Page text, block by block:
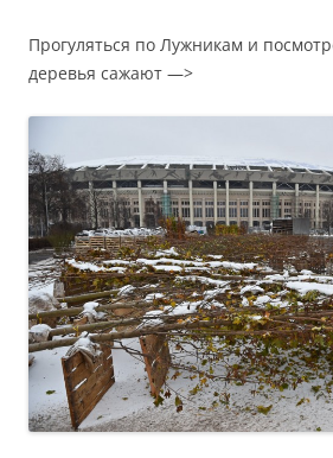
Прогуляться по Лужникам и
деревья сажают —>